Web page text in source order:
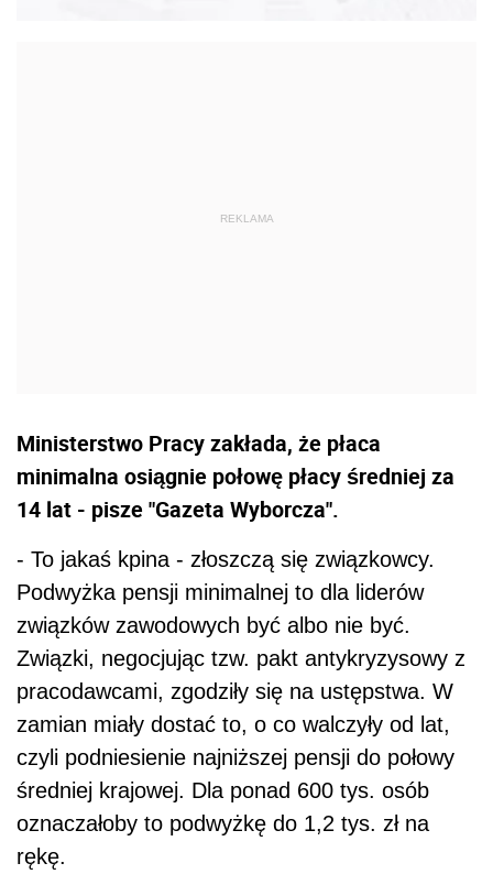
Ministerstwo Pracy zakłada, że płaca
minimalna osiągnie połowę płacy średniej za
14 lat - pisze "Gazeta Wyborcza".
- To jakaś kpina - złoszczą się związkowcy.
Podwyżka pensji minimalnej to dla liderów
związków zawodowych być albo nie być.
Związki, negocjując tzw. pakt antykryzysowy z
pracodawcami, zgodziły się na ustępstwa. W
zamian miały dostać to, o co walczyły od lat,
czyli podniesienie najniższej pensji do połowy
średniej krajowej. Dla ponad 600 tys. osób
oznaczałoby to podwyżkę do 1,2 tys. zł na
rękę.